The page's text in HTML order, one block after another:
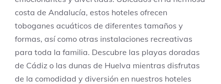
costa de Andalucía, estos hoteles ofrecen
toboganes acuáticos de diferentes tamaños y
formas, así como otras instalaciones recreativas
para toda la familia. Descubre las playas doradas
de Cádiz o las dunas de Huelva mientras disfrutas
de la comodidad y diversión en nuestros hoteles